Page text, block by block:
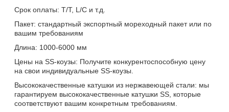
Срок оплаты: T/T, L/C и т.д.
Пакет: стандартный экспортный мореходный пакет или по
вашим требованиям
Длина: 1000-6000 мм
Цены на SS-коузы: Получите конкурентоспособную цену
на свои индивидуальные SS-коузы.
Высококачественные катушки из нержавеющей стали: мы
гарантируем высококачественные катушки SS, которые
соответствуют вашим конкретным требованиям.